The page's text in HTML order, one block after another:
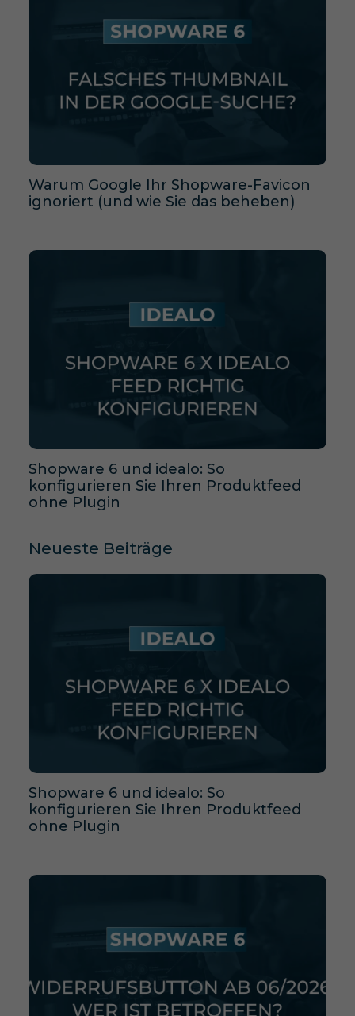
Warum Google Ihr Shopware-Favicon
ignoriert (und wie Sie das beheben)
Shopware 6 und idealo: So
konfigurieren Sie Ihren Produktfeed
ohne Plugin
Neueste Beiträge
Shopware 6 und idealo: So
konfigurieren Sie Ihren Produktfeed
ohne Plugin